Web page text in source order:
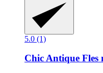
5.0 (1)
Chic Antique Fles